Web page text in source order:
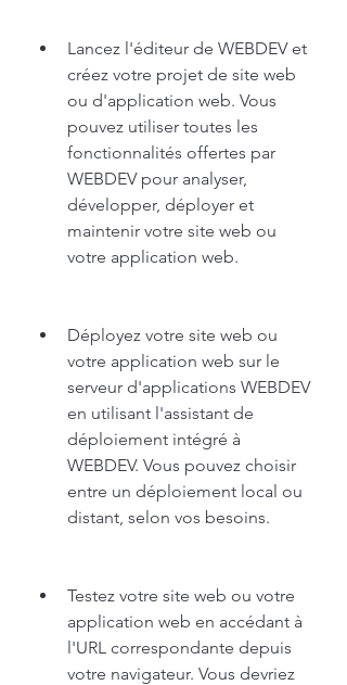
Lancez l'éditeur de WEBDEV et
créez votre projet de site web
ou d'application web. Vous
pouvez utiliser toutes les
fonctionnalités offertes par
WEBDEV pour analyser,
développer, déployer et
maintenir votre site web ou
votre application web.
Déployez votre site web ou
votre application web sur le
serveur d'applications WEBDEV
en utilisant l'assistant de
déploiement intégré à
WEBDEV. Vous pouvez choisir
entre un déploiement local ou
distant, selon vos besoins.
Testez votre site web ou votre
application web en accédant à
l'URL correspondante depuis
votre navigateur. Vous devriez